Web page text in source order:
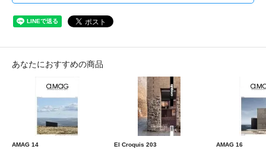
あなたにおすすめの商品
AMAG 14
El Croquis 203
AMAG 16